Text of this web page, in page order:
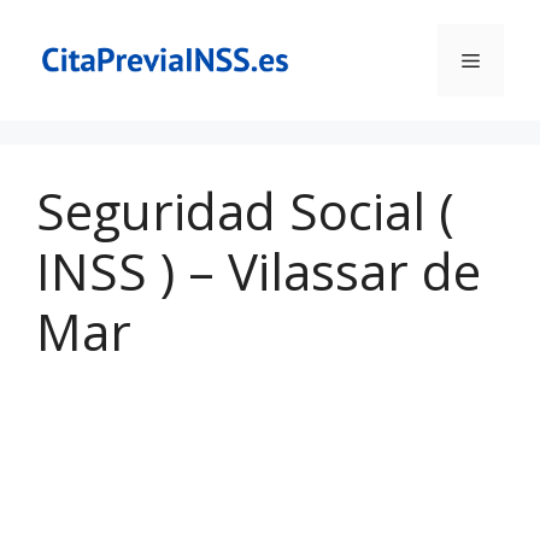
contenido
Menú
Seguridad Social (
INSS ) – Vilassar de
Mar